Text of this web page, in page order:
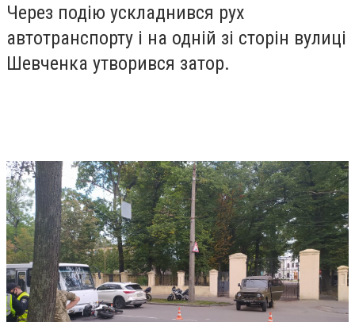
Через подію ускладнився рух
автотранспорту і на одній зі сторін вулиці
Шевченка утворився затор.